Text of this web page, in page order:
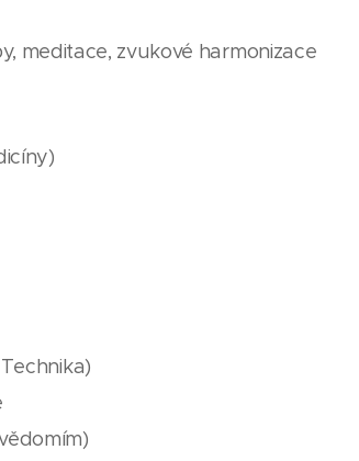
meditace, zvukové harmonizace